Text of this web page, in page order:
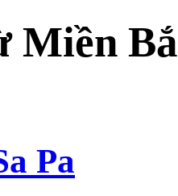
Miền
Pa